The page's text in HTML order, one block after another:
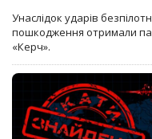
Унаслідок ударів
пошкодження отримали
«Керч».